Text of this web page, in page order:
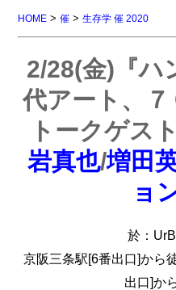
HOME >催 >生存学 催 2020
2/28(金)『ハ
代アート、７
トークゲス
岩真也/増田
ョ
於：
京阪三条駅[6番出口]から
出口]か